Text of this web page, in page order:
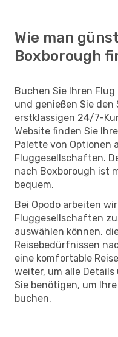
Wie man
Boxborough
Buchen Sie Ihren
und genießen Sie
erstklassigen 24/7-
Website finden Sie
Palette von Optionen
Fluggesellschaften.
nach Boxborough ist
bequem.
Bei Opodo arbeiten
Fluggesellschaften
auswählen können,
Reisebedürfnissen
eine komfortable
weiter, um alle
Sie benötigen, um
buchen.